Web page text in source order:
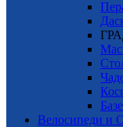
Велосипеди и